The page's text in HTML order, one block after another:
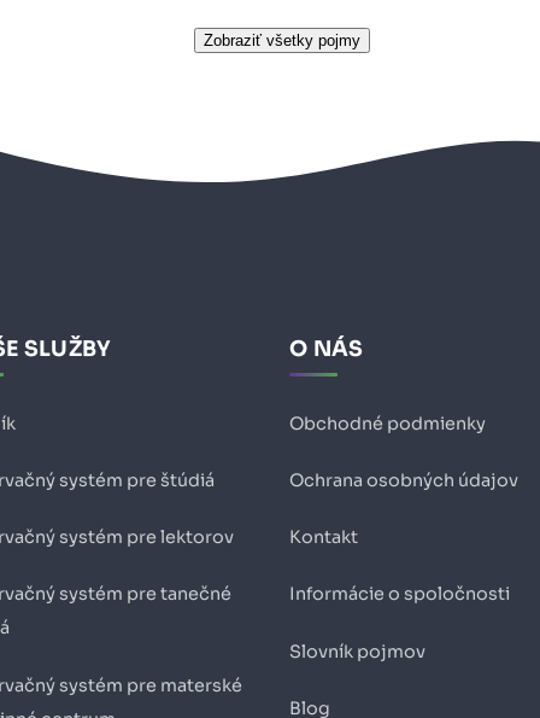
Zobraziť všetky pojmy
SLUŽBY
systém pre štúdiá
systém pre lektorov
systém pre tanečné
systém pre materské
O NÁS
Obchodné podmienky
Ochrana osobných údajov
Kontakt
Informácie o spoločnosti
Slovník pojmov
Blog